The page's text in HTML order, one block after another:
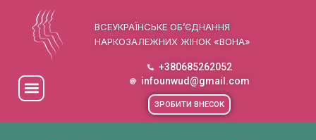
ВСЕУКРАЇНСЬКЕ ОБ’ЄДНАННЯ
НАРКОЗАЛЕЖНИХ ЖІНОК «ВОНА»
+380685262052
infounwud@gmail.com
ЗРОБИТИ ВНЕСОК